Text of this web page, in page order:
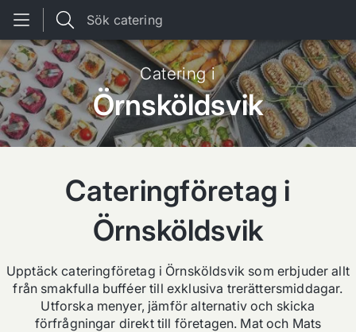
Sök catering
Catering i
Örnsköldsvik
Cateringföretag i
Örnsköldsvik
Upptäck cateringföretag i Örnsköldsvik som erbjuder allt
från smakfulla bufféer till exklusiva trerättersmiddagar.
Utforska menyer, jämför alternativ och skicka
förfrågningar direkt till företagen. Mat och Mats